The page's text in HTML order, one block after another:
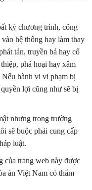
kỳ chương trình, công
hệ thống hay làm thay
tán, truyền bá hay cổ
phá hoại hay xâm
hành vi vi phạm bị
lợi cũng như sẽ bị
nhưng trong trường
sẽ buộc phải cung cấp
luật.
của trang web này được
án Việt Nam có thẩm